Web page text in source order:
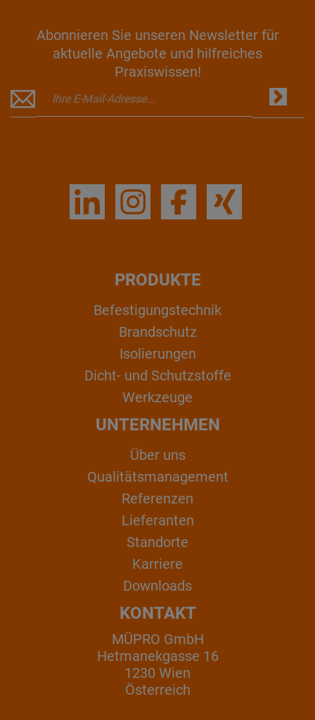
Abonnieren Sie unseren Newsletter für
aktuelle Angebote und hilfreiches
Praxiswissen!
PRODUKTE
Befestigungstechnik
Brandschutz
Isolierungen
Dicht- und Schutzstoffe
Werkzeuge
UNTERNEHMEN
Über uns
Qualitätsmanagement
Referenzen
Lieferanten
Standorte
Karriere
Downloads
KONTAKT
MÜPRO GmbH
Hetmanekgasse 16
1230 Wien
Österreich